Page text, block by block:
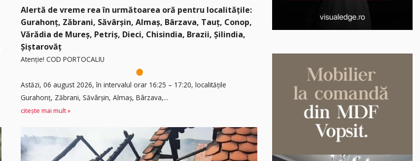
Alertă de vreme rea în următoarea oră pentru localitățile:
Gurahonț, Zăbrani, Săvârșin, Almaș, Bârzava, Tauț, Conop,
Vărădia de Mureș, Petriș, Dieci, Chisindia, Brazii, Șilindia,
Șiștarovăț
Atenție! COD PORTOCALIU
Astăzi, 06 august 2026, în intervalul orar 16:25 – 17:20, localitățile
Gurahonț, Zăbrani, Săvârșin, Almaș, Bârzava,...
citește mai mult »